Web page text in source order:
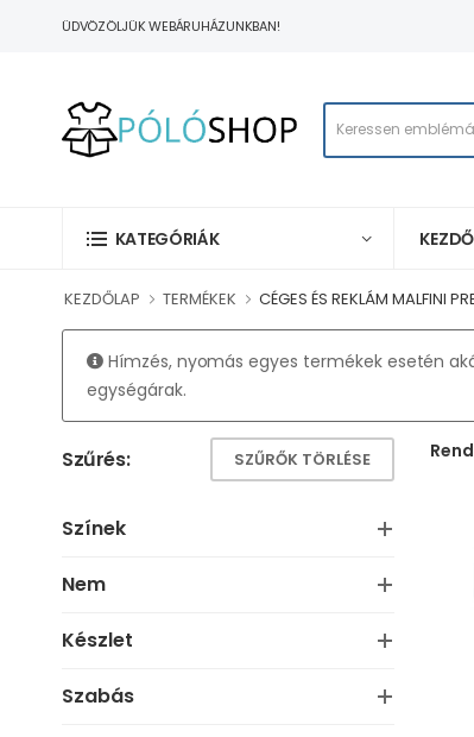
ÜDVÖZÖLJÜK WEBÁRUHÁZUNKBAN!
KATEGÓRIÁK
KEZDŐLAP TERMÉKEK CÉGES ÉS REKLÁM MALFINI
Hímzés, nyomás egyes termékek esetén
egységárak.
Szűrés: SZŰRŐK TÖRLÉSE
Színek
Nem
Készlet
Szabás